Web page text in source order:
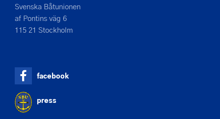
Svenska Båtunionen
af Pontins väg 6
115 21 Stockholm
facebook
press